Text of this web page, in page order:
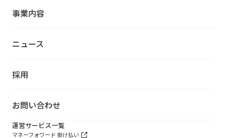
事業内容
ニュース
採用
お問い合わせ
運営サービス一覧
マネーフォワード 掛け払い